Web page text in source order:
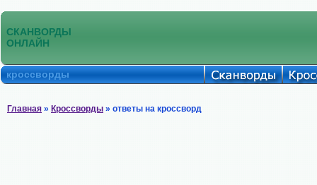
СКАНВОРДЫ
ОНЛАЙН
кроссворды
Главная » Кроссворды » ответы на кроссворд